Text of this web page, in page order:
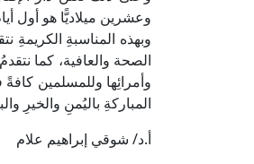
وعشرين ميلاديًّا هو أول
وبهذه المناسبةِ الكريمةِ
الصحة والعافية، كما
وأمرائِها وللمسلمين
المباركةِ باليُمنِ والخيرِ
أ.د/ شوقي إبراهيم علام